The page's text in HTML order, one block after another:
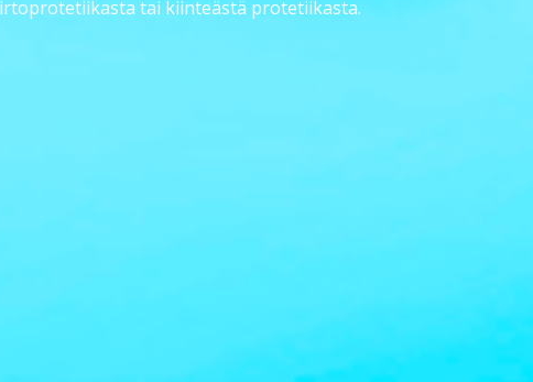
tai kiinteästä protetiikasta.